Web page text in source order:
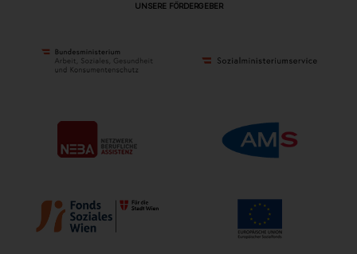
UNSERE FÖRDERGEBER